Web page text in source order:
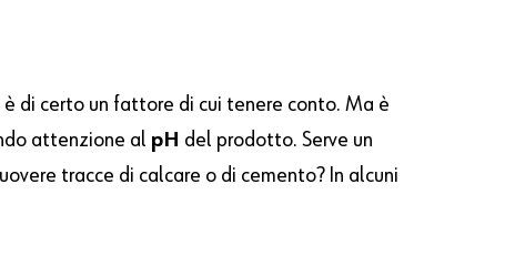
di certo un fattore di cui tenere conto. Ma è
attenzione al pH del prodotto. Serve un
tracce di calcare o di cemento? In alcuni